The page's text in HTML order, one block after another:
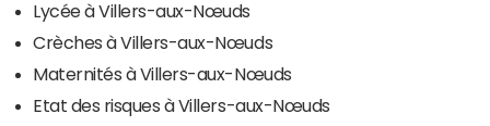
Lycée à Villers-aux-Nœuds
Crèches à Villers-aux-Nœuds
Maternités à Villers-aux-Nœuds
Etat des risques à Villers-aux-Nœuds